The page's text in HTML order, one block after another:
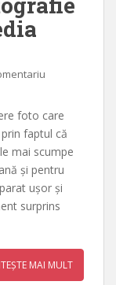
foto care
faptul că
mai scumpe
și pentru
ușor și
surprins
MAI MULT